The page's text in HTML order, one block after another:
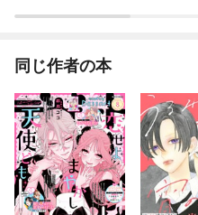
同じ作者の本